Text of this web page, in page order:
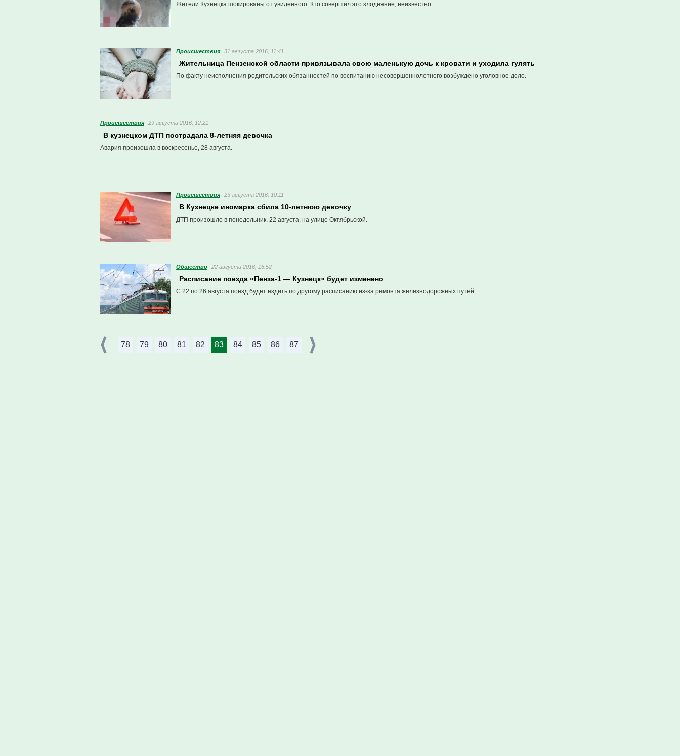
Жители Кузнецка шокированы от увиденного. Кто совершил это злодеяние, неизвестно.
Проиcшествия 31 августа 2016, 11:41
Жительница Пензенской области привязывала свою маленькую дочь к кровати и уходила гулять
По факту неисполнения родительских обязанностей по воспитанию несовершеннолетнего возбуждено уголовное дело.
Проиcшествия 29 августа 2016, 12:21
В кузнецком ДТП пострадала 8-летняя девочка
Авария произошла в воскресенье, 28 августа.
Проиcшествия 23 августа 2016, 10:11
В Кузнецке иномарка сбила 10-летнюю девочку
ДТП произошло в понедельник, 22 августа, на улице Октябрьской.
Общество 22 августа 2016, 16:52
Расписание поезда «Пенза-1 — Кузнецк» будет изменено
С 22 по 26 августа поезд будет ездить по другому расписанию из-за ремонта железнодорожных путей.
78 79 80 81 82 83 84 85 86 87